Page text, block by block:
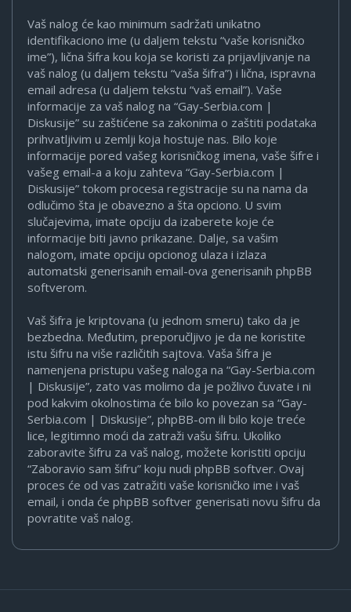
Vaš nalog će kao minimum sadržati unikatno
identifikaciono ime (u daljem tekstu “vaše korisničko
ime”), lična šifra kou koja se koristi za prijavljivanje na
vaš nalog (u daljem tekstu “vaša šifra”) i lična, ispravna
email adresa (u daljem tekstu “vaš email”). Vaše
informacije za vaš nalog na “Gay-Serbia.com |
Diskusije” su zaštićene sa zakonima o zaštiti podataka
prihvatljivim u zemlji koja hostuje nas. Bilo koje
informacije pored vašeg korisničkog imena, vaše šifre i
vašeg email-a a koju zahteva “Gay-Serbia.com |
Diskusije” tokom procesa registracije su na nama da
odlučimo šta je obavezno a šta opciono. U svim
slučajevima, imate opciju da izaberete koje će
informacije biti javno prikazane. Dalje, sa vašim
nalogom, imate opciju opcionog ulaza i izlaza
automatski generisanih email-ova generisanih phpBB
softverom.
Vaš šifra je kriptovana (u jednom smeru) tako da je
bezbedna. Međutim, preporučljivo je da ne koristite
istu šifru na više različitih sajtova. Vaša šifra je
namenjena pristupu vašeg naloga na “Gay-Serbia.com
| Diskusije”, zato vas molimo da je požlivo čuvate i ni
pod kakvim okolnostima će bilo ko povezan sa “Gay-
Serbia.com | Diskusije”, phpBB-om ili bilo koje treće
lice, legitimno moći da zatraži vašu šifru. Ukoliko
zaboravite šifru za vaš nalog, možete koristiti opciju
“Zaboravio sam šifru” koju nudi phpBB softver. Ovaj
proces će od vas zatražiti vaše korisničko ime i vaš
email, i onda će phpBB softver generisati novu šifru da
povratite vaš nalog.